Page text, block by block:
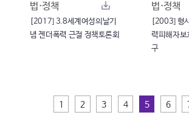
법·정책
[2017] 3.8세계여성의날기
념 젠더폭력 근절 정책토론회
법·정책
[2003] 형
력피해자보
구
1 2 3 4 5 6